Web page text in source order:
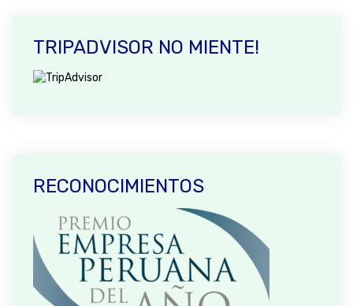
TRIPADVISOR NO MIENTE!
RECONOCIMIENTOS